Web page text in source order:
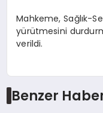
Mahkeme, Sağlık-
yürütmesini
verildi.
Benzer